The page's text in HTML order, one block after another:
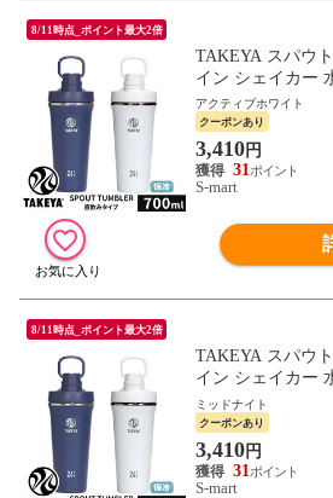
8/11時点_ポイント最大2倍
TAKEYA スパウ
イン シェイカー
イボトル 真空断
07
アクティブホワイト
クーポンあり
3,410円
31
S-mart
8/11時点_ポイント最大2倍
TAKEYA スパウ
イン シェイカー
イボトル 真空断
07
ミッドナイト
クーポンあり
3,410円
31
S-mart